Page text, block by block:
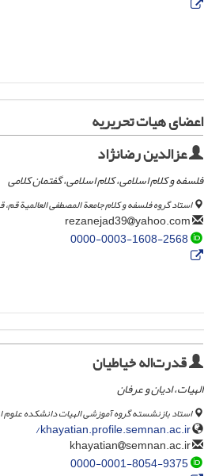
اعضای هیات تحریریه
عزالدین رضانژاد
فلسفه و کلام اسلامی، کلام اسلامی، گفتمان کلامی
استاد گروه فلسفه و کلام جامعة المصطفی العالمیة قم،
yahoo.com
0000-0003-1608-2568
قدرت‌اله خیاطیان
الهیات، ادیان و عرفان
استاد بازنشسته گروه آموزشی الهیات دانشکده علوم
khayatian.profile.semnan.ac.ir/
semnan.ac.ir
0000-0001-8054-9375